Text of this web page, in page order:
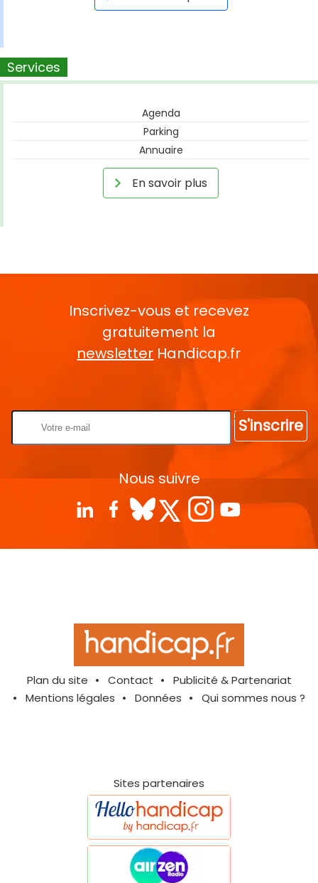
Services
Agenda
Parking
Annuaire
En savoir plus
Inscrivez-vous et recevez
gratuitement la
newsletter Handicap.fr
S'inscrire
Nous suivre
Plan du site Contact
Publicité & Partenariat
Mentions légales
Données Qui sommes nous ?
Sites partenaires